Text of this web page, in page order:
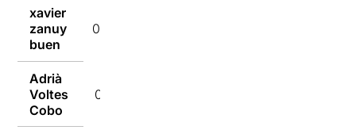
xavier
zanuy
buen
08/09/2014
Adrià
Voltes
Cobo
08/09/2014